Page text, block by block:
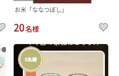
お米「ななつぼし」
20名様